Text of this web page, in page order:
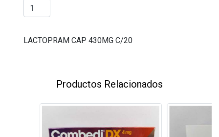
LACTOPRAM CAP 430MG C/20
Productos Relacionados